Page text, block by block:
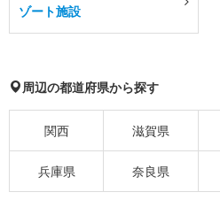
ゾート施設
周辺の都道府県から探す
関西 滋賀県
兵庫県 奈良県